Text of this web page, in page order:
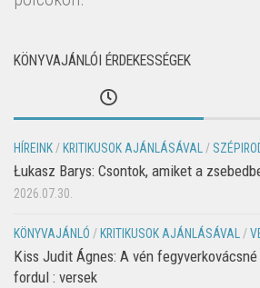
KÖNYVAJÁNLÓI ÉRDEKESSÉGEK
HÍREINK / KRITIKUSOK AJÁNLÁSÁVAL /
Łukasz Barys: Csontok, amiket a
2026.07.30.
KÖNYVAJÁNLÓ / KRITIKUSOK AJÁNLÁSÁVAL /
Kiss Judit Ágnes: A vén
fordul : versek